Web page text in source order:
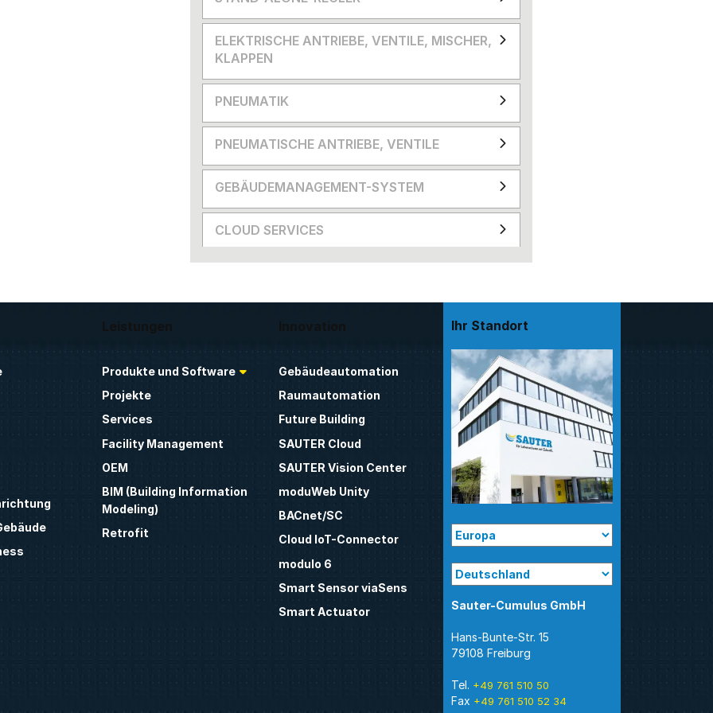
ELEKTRISCHE ANTRIEBE, VENTILE, MISCHER,
KLAPPEN
PNEUMATIK
PNEUMATISCHE ANTRIEBE, VENTILE
GEBÄUDEMANAGEMENT-SYSTEM
CLOUD SERVICES
Leistungen
Produkte und Software
Projekte
Services
Facility Management
OEM
BIM (Building Information
Modeling)
Retrofit
Innovation
Gebäudeautomation
Raumautomation
Future Building
SAUTER Cloud
SAUTER Vision Center
moduWeb Unity
BACnet/SC
Cloud IoT-Connector
modulo 6
Smart Sensor viaSens
Smart Actuator
Ihr Standort
Sauter-Cumulus GmbH
Hans-Bunte-Str. 15
79108 Freiburg
Tel. +49 761 510 50
Fax +49 761 510 52 34